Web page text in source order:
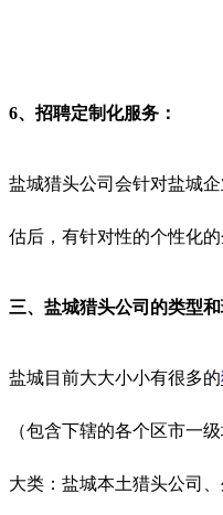
6、招聘定制化服务：
盐城猎头公司会针对盐城
估后，有针对性的个性化
三、盐城猎头公司的类型和
盐城目前大大小小有很多的
（包含下辖的各个区市一
大类：盐城本土猎头公司